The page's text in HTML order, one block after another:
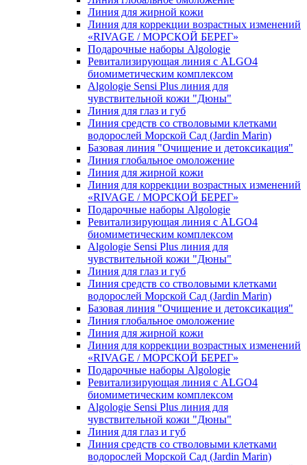
Линия для жирной кожи
Линия для коррекции возрастных изменений
«RIVAGE / МОРСКОЙ БЕРЕГ»
Подарочные наборы Algologie
Ревитализирующая линия с ALGO4
биомиметическим комплексом
Algologie Sensi Plus линия для
чувcтвительной кожи "Дюны"
Линия для глаз и губ
Линия средств со стволовыми клетками
водорослей Морской Сад (Jardin Marin)
Базовая линия "Очищение и детоксикация"
Линия глобальное омоложение
Линия для жирной кожи
Линия для коррекции возрастных изменений
«RIVAGE / МОРСКОЙ БЕРЕГ»
Подарочные наборы Algologie
Ревитализирующая линия с ALGO4
биомиметическим комплексом
Algologie Sensi Plus линия для
чувcтвительной кожи "Дюны"
Линия для глаз и губ
Линия средств со стволовыми клетками
водорослей Морской Сад (Jardin Marin)
Базовая линия "Очищение и детоксикация"
Линия глобальное омоложение
Линия для жирной кожи
Линия для коррекции возрастных изменений
«RIVAGE / МОРСКОЙ БЕРЕГ»
Подарочные наборы Algologie
Ревитализирующая линия с ALGO4
биомиметическим комплексом
Algologie Sensi Plus линия для
чувcтвительной кожи "Дюны"
Линия для глаз и губ
Линия средств со стволовыми клетками
водорослей Морской Сад (Jardin Marin)